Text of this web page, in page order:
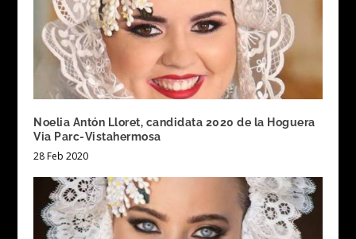
Noelia Antón Lloret, candidata 2020 de la Hoguera
Via Parc-Vistahermosa
28 Feb 2020